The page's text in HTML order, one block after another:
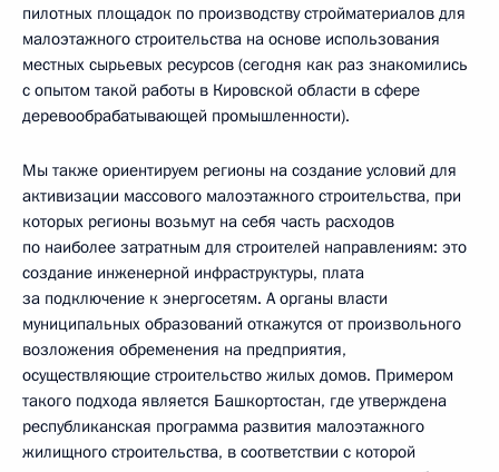
пилотных площадок по производству стройматериалов для
малоэтажного строительства на основе использования
местных сырьевых ресурсов (сегодня как раз знакомились
с опытом такой работы в Кировской области в сфере
деревообрабатывающей промышленности).
Мы также ориентируем регионы на создание условий для
активизации массового малоэтажного строительства, при
которых регионы возьмут на себя часть расходов
по наиболее затратным для строителей направлениям: это
создание инженерной инфраструктуры, плата
за подключение к энергосетям. А органы власти
муниципальных образований откажутся от произвольного
возложения обременения на предприятия,
осуществляющие строительство жилых домов. Примером
такого подхода является Башкортостан, где утверждена
республиканская программа развития малоэтажного
жилищного строительства, в соответствии с которой